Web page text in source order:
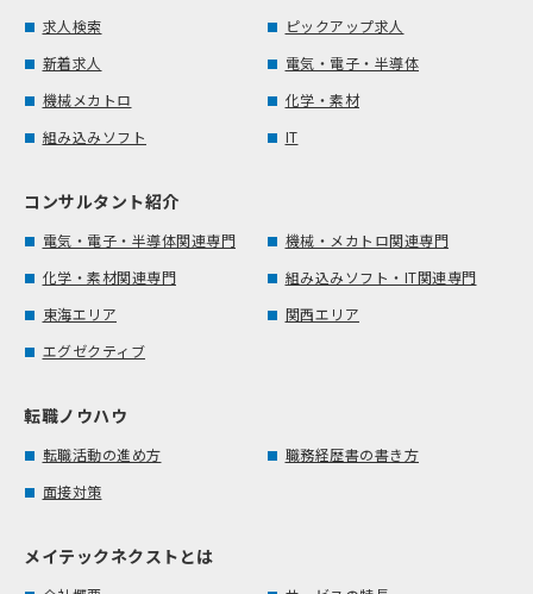
求人検索
ピックアップ求人
新着求人
電気・電子・半導体
機械メカトロ
化学・素材
組み込みソフト
IT
コンサルタント紹介
電気・電子・半導体関連専門
機械・メカトロ関連専門
化学・素材関連専門
組み込みソフト・IT関連専門
東海エリア
関西エリア
エグゼクティブ
転職ノウハウ
転職活動の進め方
職務経歴書の書き方
面接対策
メイテックネクストとは